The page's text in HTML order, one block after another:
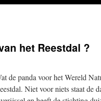
het Reestdal ?
de panda voor het Wereld
Niet voor niets staat de